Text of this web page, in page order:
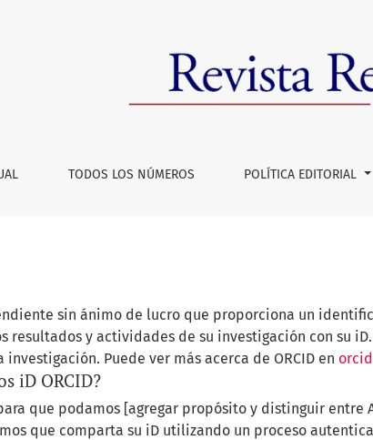
TODOS LOS NÚMEROS POLÍTICA EDITORIAL
es:
sin ánimo de lucro que proporciona un
resultados y actividades de su investigación con su
Puede ver más acerca de ORCID en
iD ORCID?
que podamos [agregar propósito y distinguir
que comparta su iD utilizando un proceso